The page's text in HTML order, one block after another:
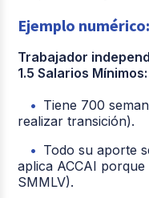
Ejemplo numérico:
Trabajador
1.5 Salarios Mínimos:
Tiene 700
realizar transición).
Todo su aporte
aplica ACCAI
SMMLV).